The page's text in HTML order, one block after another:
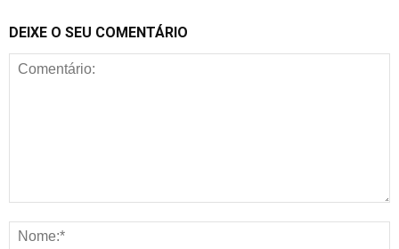
DEIXE O SEU COMENTÁRIO